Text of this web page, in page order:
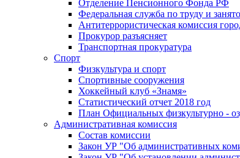
Отделение Пенсионного Фонда РФ
Федеральная служба по труду и
Антитеррористическая комиссия
Прокурор разъясняет
Транспортная прокуратура
Спорт
Физкультура и спорт
Спортивные сооружения
Хоккейный клуб «Знамя»
Статистический отчет 2018 год
План Официальных физкультурно -
Административная комиссия
Состав комиссии
Закон УР "Об административных